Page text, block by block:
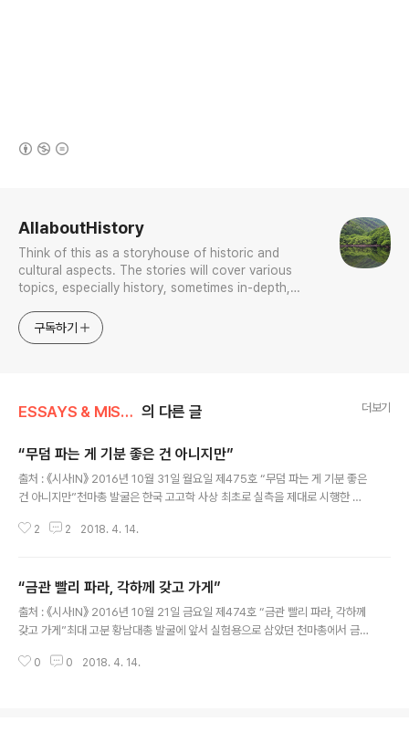
AllaboutHistory
Think of this as a storyhouse of historic and
cultural aspects. The stories will cover various
topics, especially history, sometimes in-depth,
approach will be to resist any common sense or
generalized viewpoint
구독하기
ESSAYS & MISCELLANIES 의 다른 글 더보기
“무덤 파는 게 기분 좋은 건 아니지만”
출처 : 《시사IN》 2016년 10월 31일 월요일 제475호 “무덤 파는 게 기분 좋은
건 아니지만”천마총 발굴은 한국 고고학 사상 최초로 실측을 제대로 시행한 현
총 등 경주의 대규모 국책 발굴 현장을 도맡았다.김태식 (국토문화재연구원 연
한 경력과 재능을 가진 사람들이었다. 사실상 부단장 격이었던 김동현 문화재전
문위원은, 경주와 서울을 오가야 했던 김정기 단장을 대신해 현장에 상주하는
책임을 졌다. 김동현은 이후 김정기 소장과 장경호 소장에 이어 제3대 국립문화
2 2 2018. 4. 14.
“금관 빨리 파라, 각하께 갖고 가게”
출처 : 《시사IN》 2016년 10월 21일 금요일 제474호 “금관 빨리 파라, 각하께
갖고 가게”최대 고분 황남대총 발굴에 앞서 실험용으로 삼았던 천마총에서 금
라는 연락이 왔다. 발굴 현장은 분주해졌다.김태식 (국토문화재연구원 연구위원
0 0 2018. 4. 14.